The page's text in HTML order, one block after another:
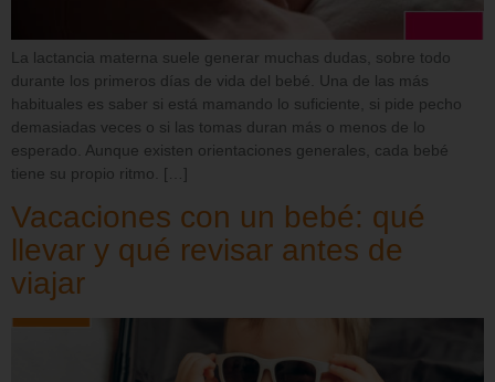
La lactancia materna suele generar muchas dudas, sobre todo
durante los primeros días de vida del bebé. Una de las más
habituales es saber si está mamando lo suficiente, si pide pecho
demasiadas veces o si las tomas duran más o menos de lo
esperado. Aunque existen orientaciones generales, cada bebé
tiene su propio ritmo. […]
Vacaciones con un bebé: qué
llevar y qué revisar antes de
viajar